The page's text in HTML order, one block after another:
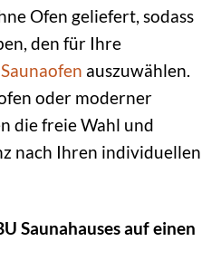
Ofen geliefert, sodass
den für Ihre
Saunaofen auszuwählen.
oder moderner
die freie Wahl und
nach Ihren individuellen
Saunahauses auf einen